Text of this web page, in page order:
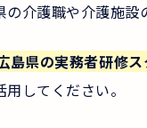
の介護職や介護施
島県の実務者研修
してください。